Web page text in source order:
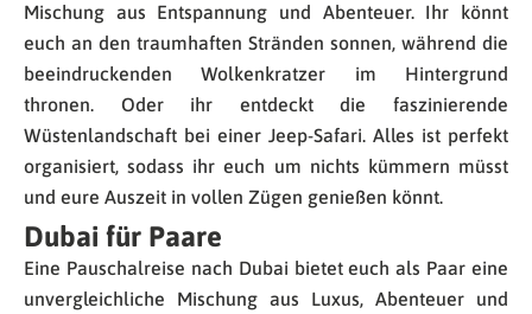
Mischung aus Entspannung und Abenteuer. Ihr könnt
euch an den traumhaften Stränden sonnen, während die
beeindruckenden Wolkenkratzer im Hintergrund
thronen. Oder ihr entdeckt die faszinierende
Wüstenlandschaft bei einer Jeep-Safari. Alles ist perfekt
organisiert, sodass ihr euch um nichts kümmern müsst
und eure Auszeit in vollen Zügen genießen könnt.
Dubai für Paare
Eine Pauschalreise nach Dubai bietet euch als Paar eine
unvergleichliche Mischung aus Luxus, Abenteuer und